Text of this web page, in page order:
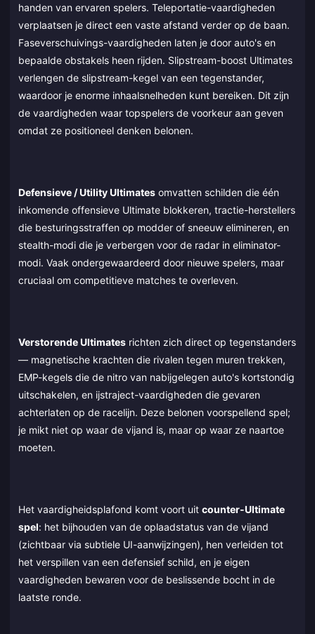
handen van ervaren spelers. Teleportatie-vaardigheden
verplaatsen je direct een vaste afstand verder op de baan.
Faseverschuivings-vaardigheden laten je door auto's en
bepaalde obstakels heen rijden. Slipstream-boost Ultimates
verlengen de slipstream-kegel van een tegenstander,
waardoor je enorme inhaalsnelheden kunt bereiken. Dit zijn
de vaardigheden waar topspelers de voorkeur aan geven
omdat ze positioneel denken belonen.
Defensieve / Utility Ultimates omvatten schilden die één
inkomende offensieve Ultimate blokkeren, tractie-herstellers
die besturingsstraffen op modder of sneeuw elimineren, en
stealth-modi die je verbergen voor de radar in eliminator-
modi. Vaak ondergewaardeerd door nieuwe spelers, maar
cruciaal om competitieve matches te overleven.
Verstorende Ultimates richten zich direct op tegenstanders
— magnetische krachten die rivalen tegen muren trekken,
EMP-kegels die de nitro van nabijgelegen auto's kortstondig
uitschakelen, en ijstraject-vaardigheden die gevaren
achterlaten op de racelijn. Deze belonen voorspellend spel;
je mikt niet op waar de vijand is, maar op waar ze naartoe
moeten.
Het vaardigheidsplafond komt voort uit counter-Ultimate
spel: het bijhouden van de oplaadstatus van de vijand
(zichtbaar via subtiele UI-aanwijzingen), hen verleiden tot
het verspillen van een defensief schild, en je eigen
vaardigheden bewaren voor de beslissende bocht in de
laatste ronde.